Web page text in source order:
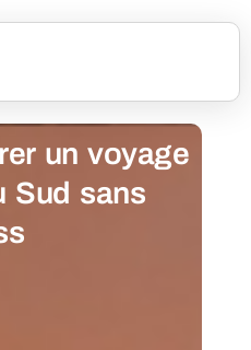
un voyage
Sud sans